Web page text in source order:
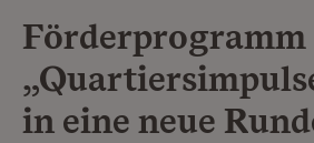
Förderprogramm
in eine neue